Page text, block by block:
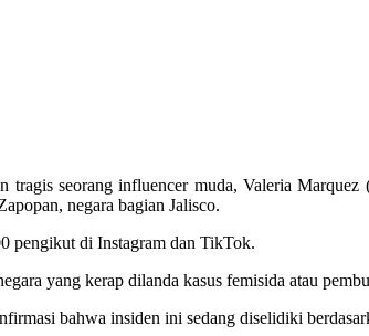
tragis seorang influencer muda, Valeria
negara bagian Jalisco.
pengikut di Instagram dan TikTok.
yang kerap dilanda kasus femisida atau
bahwa insiden ini sedang diselidiki